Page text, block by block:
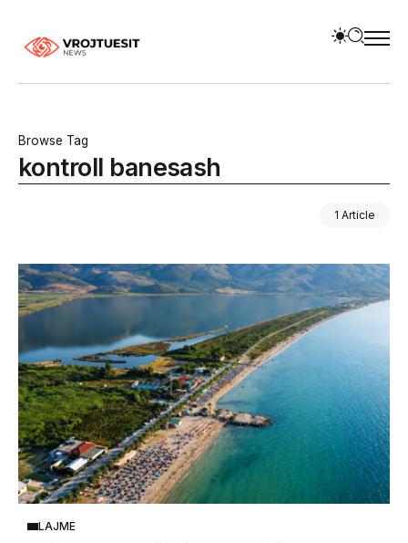
Browse Tag
kontroll banesash
1 Article
LAJME